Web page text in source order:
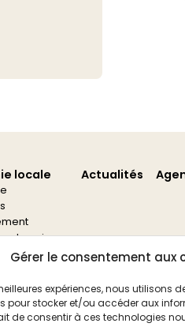
Gérer le consentement aux
expériences, nous utilisons
pour stocker et/ou accéder aux
de consentir à ces technologies
locale
entreprises
associations
Actualités